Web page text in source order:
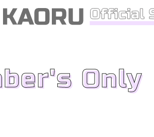
Only